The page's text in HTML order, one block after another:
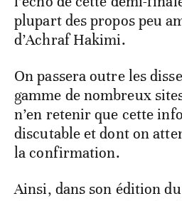
plupart des propos peu
d’Achraf Hakimi.
On passera outre les
gamme de nombreux
n’en retenir que cette
discutable et dont on
la confirmation.
Ainsi, dans son édition